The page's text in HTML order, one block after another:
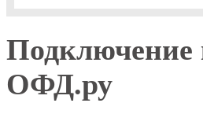
Подключение
ОФД.ру